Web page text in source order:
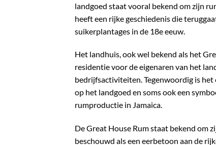
landgoed staat vooral bekend om zijn
heeft een rijke geschiedenis die
suikerplantages in de 18e eeuw.
Het landhuis, ook wel bekend als het
residentie voor de eigenaren van het
bedrijfsactiviteiten. Tegenwoordig is
op het landgoed en soms ook een
rumproductie in Jamaica.
De Great House Rum staat bekend om
beschouwd als een eerbetoon aan de